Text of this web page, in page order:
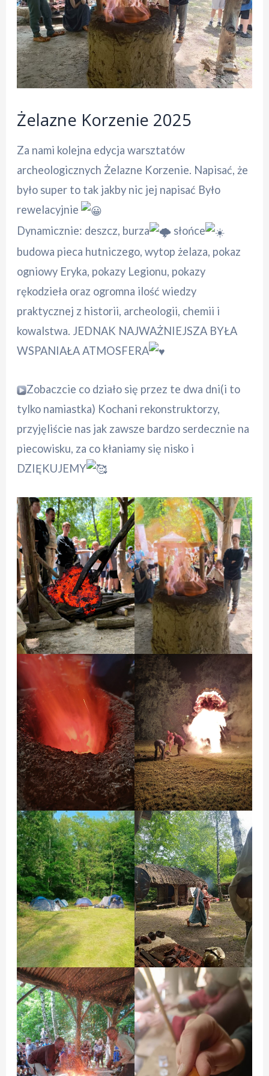
Żelazne Korzenie 2025
Za nami kolejna edycja warsztatów
archeologicznych Żelazne Korzenie. Napisać, że
było super to tak jakby nic jej napisać Było
rewelacyjnie
Dynamicznie: deszcz, burza
słońce
budowa pieca hutniczego, wytop żelaza, pokaz
ogniowy Eryka, pokazy Legionu, pokazy
rękodzieła oraz ogromna ilość wiedzy
praktycznej z historii, archeologii, chemii i
kowalstwa. JEDNAK NAJWAŻNIEJSZA BYŁA
WSPANIAŁA ATMOSFERA
Zobaczcie co działo się przez te dwa dni(i to
tylko namiastka) Kochani rekonstruktorzy,
przyjęliście nas jak zawsze bardzo serdecznie na
piecowisku, za co kłaniamy się nisko i
DZIĘKUJEMY